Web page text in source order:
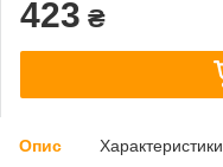
423 ₴
Опис Характеристики